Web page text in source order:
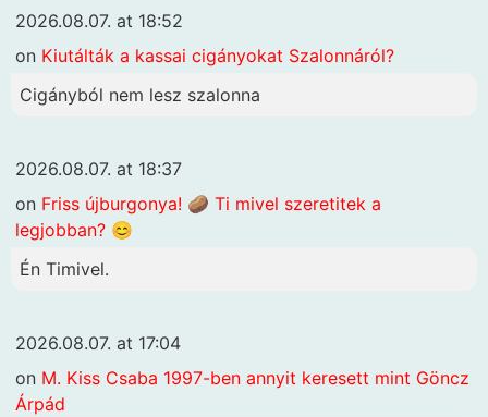
2026.08.07. at 18:52
on Kiutálták a kassai cigányokat Szalonnáról?
Cigányból nem lesz szalonna
2026.08.07. at 18:37
on Friss újburgonya! 🥔 Ti mivel szeretitek a
legjobban? 😊
Én Timivel.
2026.08.07. at 17:04
on M. Kiss Csaba 1997-ben annyit keresett mint Göncz
Árpád